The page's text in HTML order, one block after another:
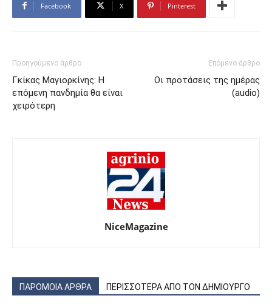
Facebook X Pinterest
Προηγούμενο άρθρο
Γκίκας Μαγιορκίνης: Η
επόμενη πανδημία θα είναι
χειρότερη
Επόμενο άρθρο
Οι προτάσεις της ημέρας
(audio)
NiceMagazine
ΠΑΡΟΜΟΙΑ ΑΡΘΡΑ ΠΕΡΙΣΣΟΤΕΡΑ ΑΠΟ ΤΟΝ ΔΗΜΙΟΥΡΓΟ